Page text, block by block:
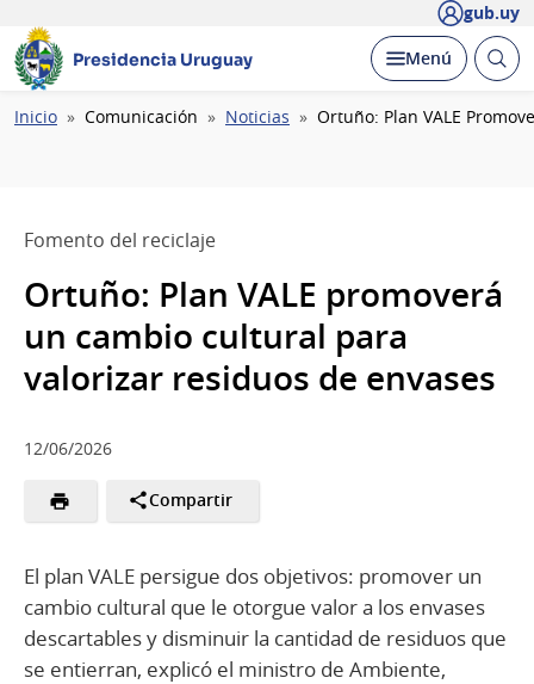
gub.uy
Presidencia Uruguay Desplegar
Menú Abrir
Ruta
Inicio Comunicación Noticias Ortuño: Plan VALE
Fomento del reciclaje
Ortuño: Plan VALE promoverá
un cambio cultural para
valorizar residuos de envases
12/06/2026
Compartir
El plan VALE persigue dos objetivos: promover un
cambio cultural que le otorgue valor a los envases
descartables y disminuir la cantidad de residuos que
se entierran, explicó el ministro de Ambiente,